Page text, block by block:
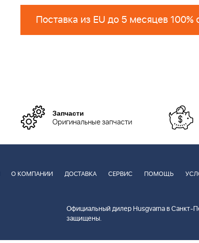
Поставка из EU до 5 месяцев 100%
Запчасти
Оригинальные запчасти
О КОМПАНИИ ДОСТАВКА СЕРВИС ПОМОЩЬ
Официальный дилер Husgvarna в Санкт-
защищены.